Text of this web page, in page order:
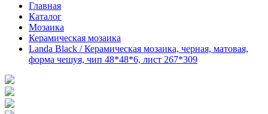
Главная
Каталог
Мозаика
Керамическая мозаика
Landa Black / Керамическая мозаика, черная, матовая,
форма чешуя, чип 48*48*6, лист 267*309